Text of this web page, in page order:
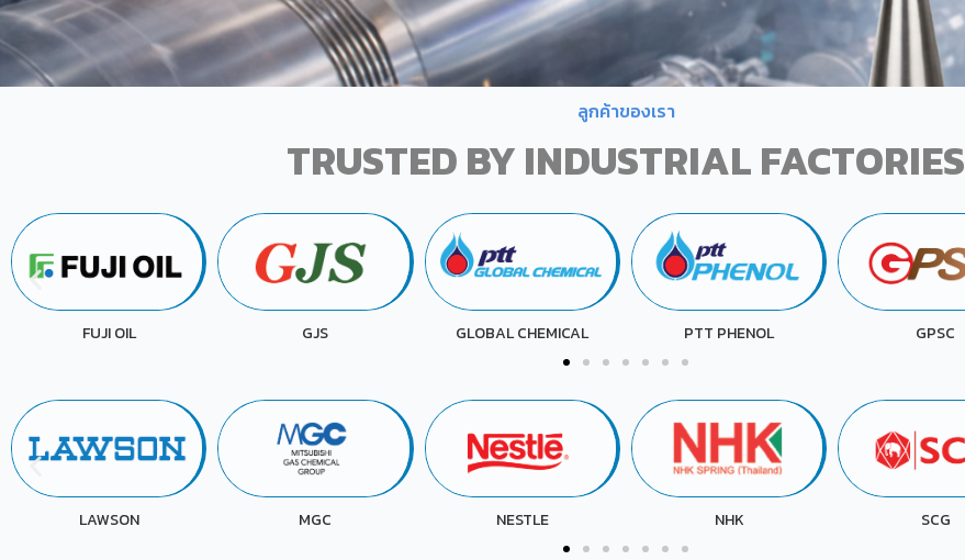
ลูกค้าของเรา
TRUSTED BY INDUSTRIAL FACTORIES
GJS GLOBAL CHEMICAL PTT PHENOL GPSC KAO
MGC NESTLE NHK SCG SRI TRANG